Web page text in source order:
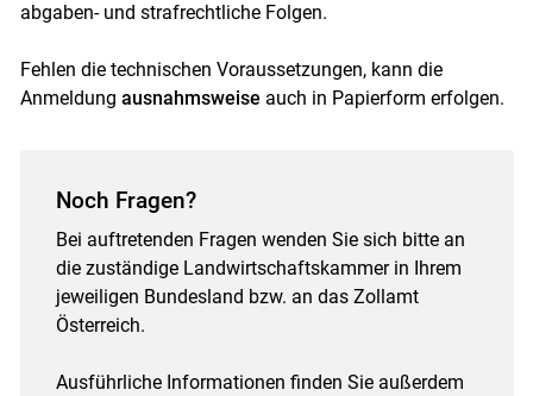
abgaben- und strafrechtliche Folgen.
Fehlen die technischen Voraussetzungen, kann die
Anmeldung ausnahmsweise auch in Papierform erfolgen.
Noch Fragen?
Bei auftretenden Fragen wenden Sie sich bitte an
die zuständige Landwirtschaftskammer in Ihrem
jeweiligen Bundesland bzw. an das Zollamt
Österreich.
Ausführliche Informationen finden Sie außerdem